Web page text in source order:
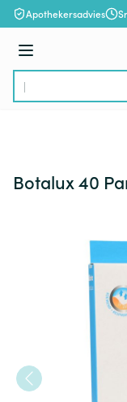
Ga naar de inhoud
Apothekersadvies
Menu
Product, merk,
Botalux 40